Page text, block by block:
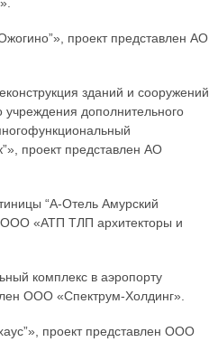
проект представлен АО
зданий и сооружений
учреждения дополнительного
проект представлен АО
“А-Отель Амурский
ООО «АТП ТЛП архитекторы и
комплекс в аэропорту
ООО «Спектрум-Холдинг».
проект представлен ООО